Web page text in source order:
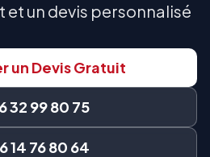
un devis personnalisé
un Devis Gratuit
32 99 80 75
14 76 80 64